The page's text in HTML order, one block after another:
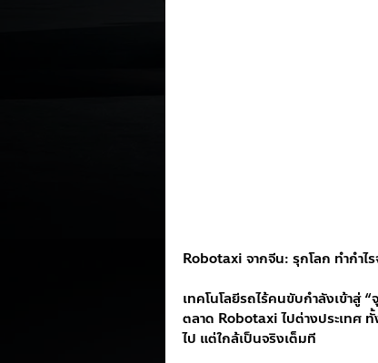
Robotaxi จากจีน: รุกโลก ทำกำไ
เทคโนโลยีรถไร้คนขับกำลังเข้าสู่
ตลาด Robotaxi ไปต่างประเทศ
ไป แต่ใกล้เป็นจริงเต็มที